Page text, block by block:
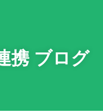
携 ブログ